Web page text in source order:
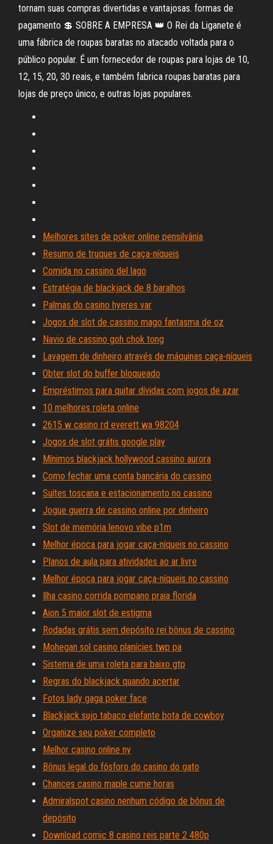
tornam suas compras divertidas e vantajosas. formas de
pagamento 💲 SOBRE A EMPRESA 👑 O Rei da Liganete é
uma fábrica de roupas baratas no atacado voltada para o
público popular. É um fornecedor de roupas para lojas de 10,
12, 15, 20, 30 reais, e também fabrica roupas baratas para
lojas de preço único, e outras lojas populares.
Melhores sites de poker online pensilvânia
Resumo de truques de caça-níqueis
Comida no cassino del lago
Estratégia de blackjack de 8 baralhos
Palmas do casino hyeres var
Jogos de slot de cassino mago fantasma de oz
Navio de cassino goh chok tong
Lavagem de dinheiro através de máquinas caça-níqueis
Obter slot do buffer bloqueado
Empréstimos para quitar dívidas com jogos de azar
10 melhores roleta online
2615 w casino rd everett wa 98204
Jogos de slot grátis google play
Mínimos blackjack hollywood cassino aurora
Como fechar uma conta bancária do cassino
Suítes toscana e estacionamento no cassino
Jogue guerra de cassino online por dinheiro
Slot de memória lenovo vibe p1m
Melhor época para jogar caça-níqueis no cassino
Planos de aula para atividades ao ar livre
Melhor época para jogar caça-níqueis no cassino
Ilha casino corrida pompano praia florida
Aion 5 maior slot de estigma
Rodadas grátis sem depósito rei bônus de cassino
Mohegan sol casino planícies twp pa
Sistema de uma roleta para baixo gtp
Regras do blackjack quando acertar
Fotos lady gaga poker face
Blackjack sujo tabaco elefante bota de cowboy
Organize seu poker completo
Melhor casino online ny
Bônus legal do fósforo do casino do gato
Chances casino maple cume horas
Admiralspot casino nenhum código de bônus de
depósito
Download comic 8 casino reis parte 2 480p